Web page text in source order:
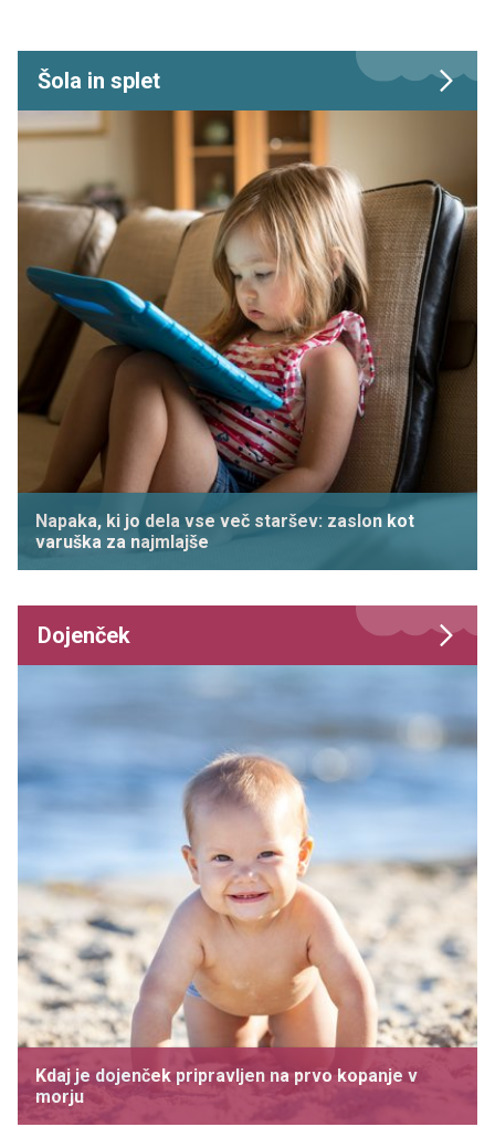
Šola in splet
Napaka, ki jo dela vse več staršev: zaslon kot
varuška za najmlajše
Dojenček
Kdaj je dojenček pripravljen na prvo kopanje v
morju